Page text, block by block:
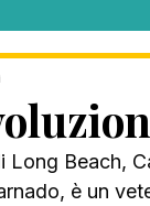
Beach,
è un